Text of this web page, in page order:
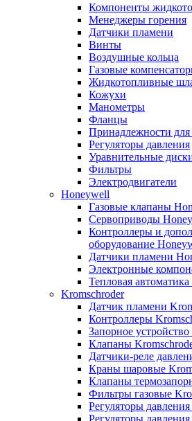
Компоненты
Менеджеры горения
Датчики пламени
Винты
Воздушные кольца
Газовые
Жидкотопливные
Кожухи
Манометры
Фланцы
Принадлежности для
Регуляторы давления
Уравнительные
Фильтры
Электродвигатели
Honeywell
Газовые клапаны
Сервоприводы
Контроллеры и
оборудование
Датчики пламени
Электронные
Тепловая
Kromschroder
Датчик пламени
Контроллеры
Запорное
Клапаны
Датчики-реле
Краны шаровые
Клапаны
Фильтры газовые
Регуляторы
Регуляторы